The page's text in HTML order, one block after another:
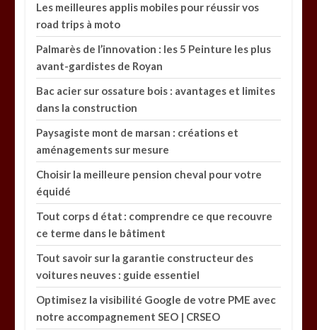
Les meilleures applis mobiles pour réussir vos
road trips à moto
Palmarès de l’innovation : les 5 Peinture les plus
avant-gardistes de Royan
Bac acier sur ossature bois : avantages et limites
dans la construction
Paysagiste mont de marsan : créations et
aménagements sur mesure
Choisir la meilleure pension cheval pour votre
équidé
Tout corps d état : comprendre ce que recouvre
ce terme dans le bâtiment
Tout savoir sur la garantie constructeur des
voitures neuves : guide essentiel
Optimisez la visibilité Google de votre PME avec
notre accompagnement SEO | CRSEO